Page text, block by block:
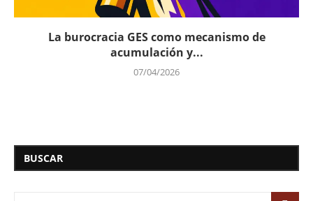
La burocracia GES como mecanismo de
acumulación y...
07/04/2026
BUSCAR